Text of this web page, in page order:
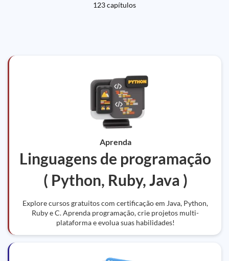
123 capítulos
Aprenda
Linguagens de programação
( Python, Ruby, Java )
Explore cursos gratuitos com certificação em Java, Python,
Ruby e C. Aprenda programação, crie projetos multi-
plataforma e evolua suas habilidades!